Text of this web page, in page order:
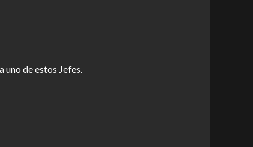
uno de estos Jefes.